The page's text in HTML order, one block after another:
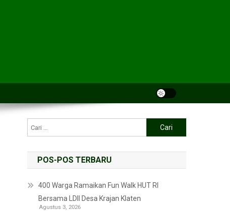
POS-POS TERBARU
400 Warga Ramaikan Fun Walk HUT RI
Bersama LDII Desa Krajan Klaten
Agustus 3, 2026